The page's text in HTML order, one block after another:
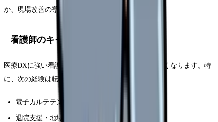
か、現場改善の導線があるかまで確認しましょう。
看護師のキャリアにどう効くか
医療DXに強い看護師は、今後の職場で評価されやすくなります。特
に、次の経験は転職時にも説明しやすい強みです。
電子カルテテンプレート改善に関わった
退院支援・地域連携の記録運用を整えた